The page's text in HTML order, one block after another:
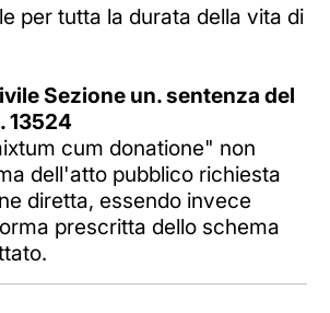
per tutta la durata della vita di
Sezione un. sentenza del
13524
cum donatione" non
dell'atto pubblico richiesta
diretta, essendo invece
prescritta dello schema